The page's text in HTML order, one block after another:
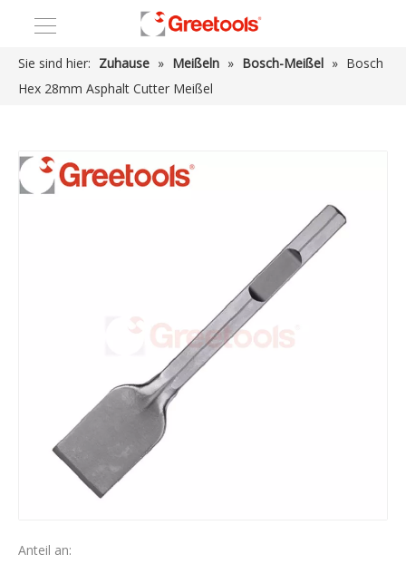
Sie sind hier: Zuhause » Meißeln » Bosch-Meißel » Bosch
Hex 28mm Asphalt Cutter Meißel
Anteil an: